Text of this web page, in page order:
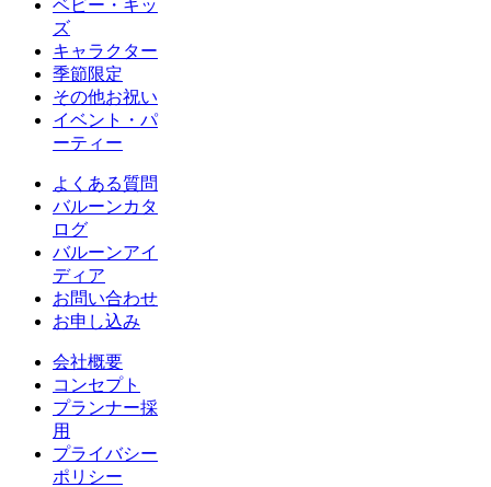
ベビー・キッ
ズ
キャラクター
季節限定
その他お祝い
イベント・パ
ーティー
よくある質問
バルーンカタ
ログ
バルーンアイ
ディア
お問い合わせ
お申し込み
会社概要
コンセプト
プランナー採
用
プライバシー
ポリシー